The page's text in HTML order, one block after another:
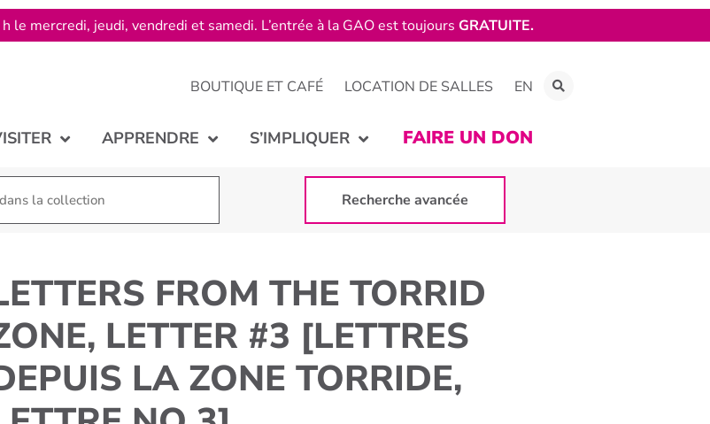
BOUTIQUE ET CAFÉ LOCATION DE SALLES EN
APPRENDRE S’IMPLIQUER FAIRE UN DON
Recherche avancée
FROM THE TORRID
LETTER #3 [LETTRES
LA ZONE TORRIDE,
mercredi, jeudi, vendredi et samedi. L’entrée à la GAO est toujours GRATUITE.